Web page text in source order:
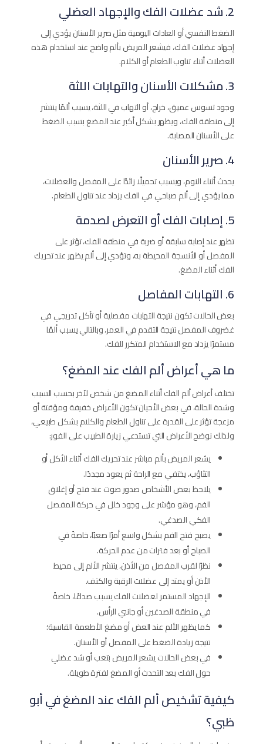
2. شد عضلات الفك والإجهاد العضلي
الضغط النفسي أو العادات اليومية مثل صرير الأسنان يؤدي إلى
إجهاد عضلات الفك، فيشعر المريض بألم واضح عند استخدام هذه
العضلات أثناء تناوب الطعام أو الكلام.
3. مشكلات الأسنان والتهابات اللثة
وجود تسوس عميق، خراج، أو التهاب في اللثة، يسبب ألمًا ينتشر
إلى منطقة الفك، ويظهر بشكل أكبر عند المضغ بسبب الضغط
على الأسنان المصابة.
4. صرير الأسنان
يحدث أثناء النوم، ويسبب تحميلًا زائدًا على المفصل والعضلات،
مما يؤدي إلى ألم صباحي في الفك يزداد عند تناول الطعام.
5. إصابات الفك أو التعرض لصدمة
تظهر عند إصابة سابقة أو ضربة في منطقة الفك، تؤثر على
المفصل أو الأنسجة المحيطة به، وتؤدي إلى ألم يظهر عند تحريك
الفك أثناء المضغ.
6. التهابات المفاصل
بعض الحالات تكون نتيجة التهابات مفصلية أو تآكل تدريجي في
غضروف المفصل نتيجة التقدم في العمر، وبالتالي يسبب ألمًا
مستمرًا يزداد مع الاستخدام المتكرر للفك.
ما هي أعراض ألم الفك عند المضغ؟
تختلف أعراض ألم الفك أثناء المضغ من شخص لآخر بحسب السبب
وشدة الحالة، في بعض الأحيان تكون الأعراض خفيفة ومؤقتة أو
مزعجة تؤثر على القدرة على تناول الطعام والكلام بشكل طبيعي،
ولذلك نوضح الأعراض التي تستدعي زيارة الطبيب على الفور:
يشعر المريض بألم مباشر عند تحريك الفك أثناء الأكل أو
التثاؤب، يختفي مع الراحة ثم يعود مجددًا.
يلاحظ بعض الأشخاص صدور صوت عند فتح أو إغلاق
الفم، وهو مؤشر على وجود خلل في حركة المفصل
الفكي الصدغي.
يصبح فتح الفم بشكل واسع أمرًا صعبًا، خاصةً في
الصباح أو بعد فترات من عدم الحركة.
نظرًا لقرب المفصل من الأذن، ينتشر الألم إلى محيط
الأذن أو يمتد إلى عضلات الرقبة والكتف.
الإجهاد المستمر لعضلات الفك يسبب صداعًا، خاصةً
في منطقة الصدغين أو جانبي الرأس.
كما يظهر الألم عند العض أو مضغ الأطعمة القاسية؛
نتيجة زيادة الضغط على المفصل أو الأسنان.
في بعض الحالات يشعر المريض بتعب أو شد عضلي
حول الفك بعد التحدث أو المضغ لفترة طويلة.
كيفية تشخيص ألم الفك عند المضغ في أبو
ظبي؟